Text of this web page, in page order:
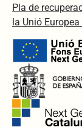
Pla de
la Unió